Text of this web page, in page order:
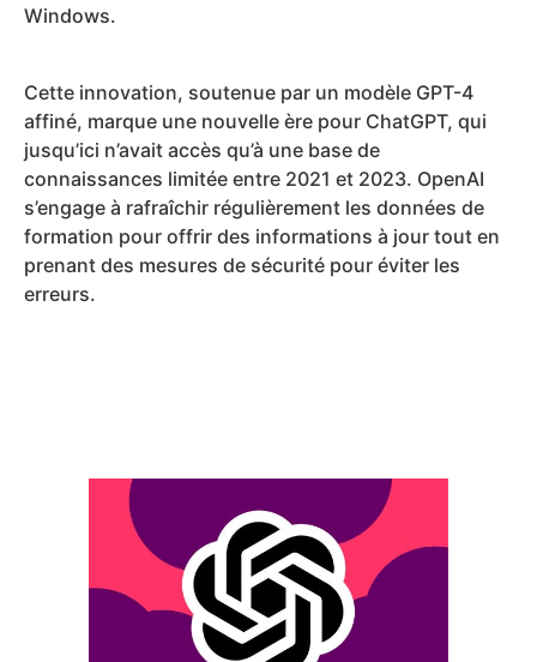
Windows.
Cette innovation, soutenue par un modèle GPT-4
affiné, marque une nouvelle ère pour ChatGPT, qui
jusqu’ici n’avait accès qu’à une base de
connaissances limitée entre 2021 et 2023. OpenAI
s’engage à rafraîchir régulièrement les données de
formation pour offrir des informations à jour tout en
prenant des mesures de sécurité pour éviter les
erreurs.